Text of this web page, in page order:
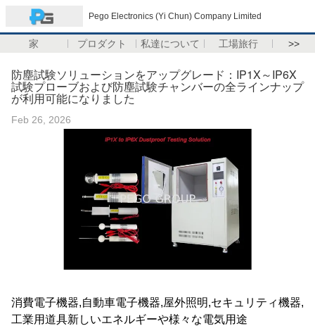
Pego Electronics (Yi Chun) Company Limited
家 プロダクト 私達について 工場旅行 >>
防塵試験ソリューションをアップグレード：IP1X～IP6X
試験プローブおよび防塵試験チャンバーの全ラインナップ
が利用可能になりました
Feb 26, 2026
消費電子機器,自動車電子機器,屋外照明,セキュリティ機器,
工業用道具新しいエネルギーや様々な電気用途